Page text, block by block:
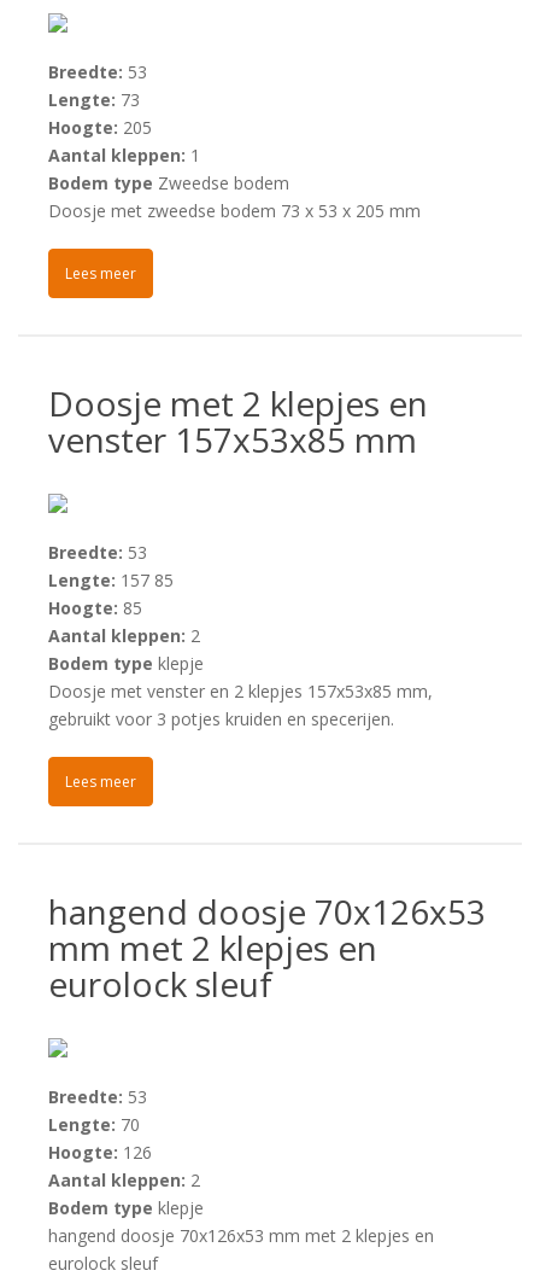
Breedte: 53
Lengte: 73
Hoogte: 205
Aantal kleppen: 1
Bodem type Zweedse bodem
Doosje met zweedse bodem 73 x 53 x 205 mm
Lees meer
Doosje met 2 klepjes en
venster 157x53x85 mm
Breedte: 53
Lengte: 157 85
Hoogte: 85
Aantal kleppen: 2
Bodem type klepje
Doosje met venster en 2 klepjes 157x53x85 mm,
gebruikt voor 3 potjes kruiden en specerijen.
Lees meer
hangend doosje 70x126x53
mm met 2 klepjes en
eurolock sleuf
Breedte: 53
Lengte: 70
Hoogte: 126
Aantal kleppen: 2
Bodem type klepje
hangend doosje 70x126x53 mm met 2 klepjes en
eurolock sleuf